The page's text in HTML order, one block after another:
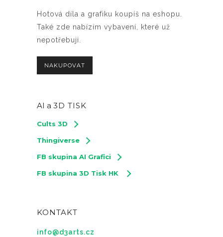
Hotová díla a grafiku koupíš na eshopu.
Také zde nabízím vybavení, které už
nepotřebuji.
NAKUPOVAT
AI a 3D TISK
Cults 3D
Thingiverse
FB skupina AI Grafici
FB skupina 3D Tisk HK
KONTAKT
info@d3arts.cz